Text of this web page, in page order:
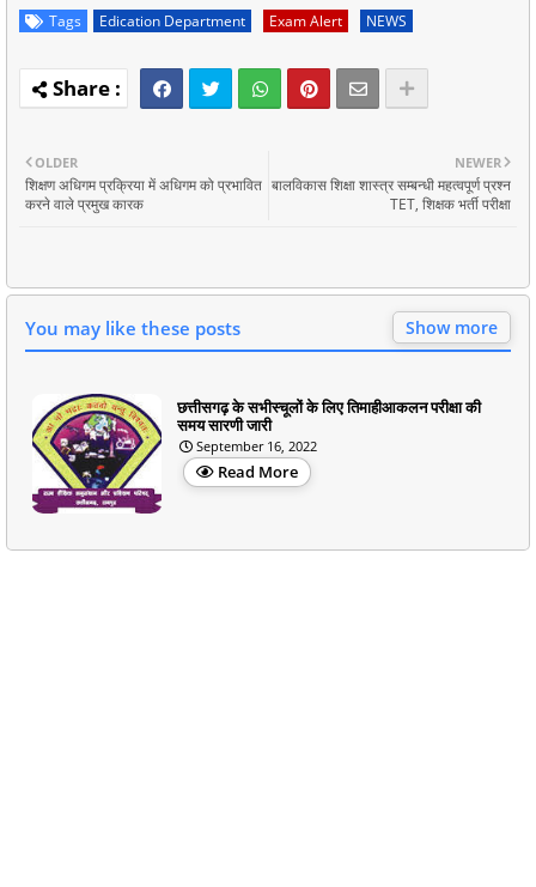
Tags Edication Department Exam Alert NEWS
NEWER
बालविकास शिक्षा शास्त्र सम्बन्धी महत्वपूर्ण प्रश्न
TET, शिक्षक भर्ती परीक्षा
OLDER
शिक्षण अधिगम प्रक्रिया में अधिगम को प्रभावित
करने वाले प्रमुख कारक
You may like these posts Show more
छत्तीसगढ़ के सभीस्चूलों के लिए तिमाहीआकलन परीक्षा की
समय सारणी जारी
September 16, 2022
Read More